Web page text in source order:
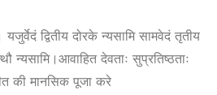
द्वितीय दोरके न्यसामि सामवेदं तृतीय
न्यसामि।आवाहित देवताः सुप्रतिष्ठताः
की मानसिक पूजा करे